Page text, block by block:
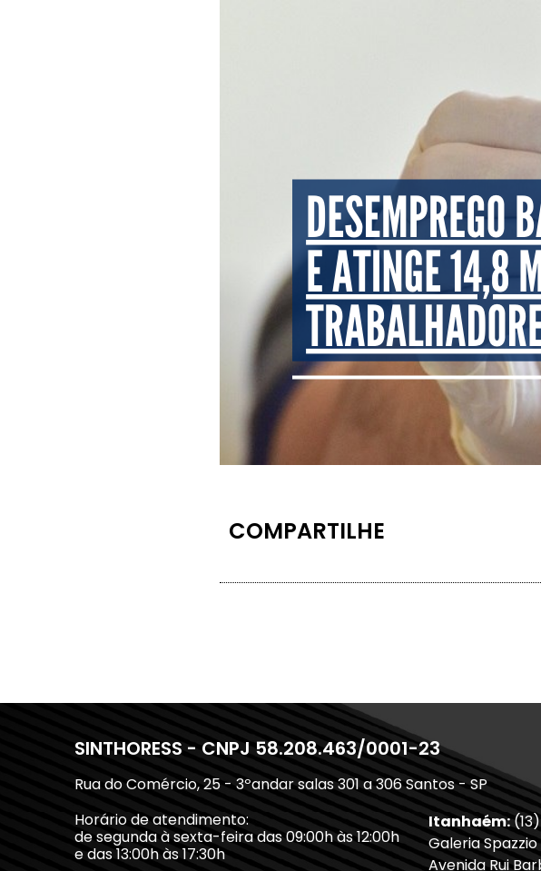
COMPARTILHE
SINTHORESS - CNPJ 58.208.463/0001-23
Rua do Comércio, 25 - 3ºandar salas 301 a 306 Santos - SP
Horário de atendimento:
de segunda à sexta-feira das 09:00h às 12:00h
e das 13:00h às 17:30h
Itanhaém:
Galeria Spazzio
Avenida Rui